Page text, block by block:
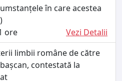
în care acestea
ore
Vezi Detalii
limbii române de către
contestată la